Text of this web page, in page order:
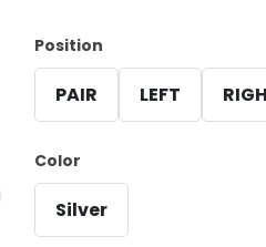
Position
PAIR LEFT
Color
Silver